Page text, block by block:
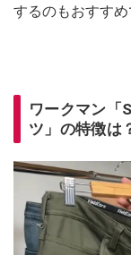
するのもおすすめ
ワークマン「
ツ」の特徴は